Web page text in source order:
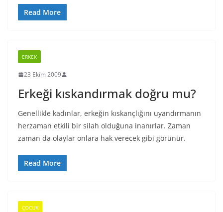
Read More
ERKEK
23 Ekim 2009
Erkeği kıskandırmak doğru mu?
Genellikle kadınlar, erkeğin kıskançlığını uyandırmanın
herzaman etkili bir silah olduğuna inanırlar. Zaman
zaman da olaylar onlara hak verecek gibi görünür.
Read More
ÇOCUK